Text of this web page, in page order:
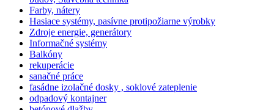
Farby, nátery
Hasiace systémy, pasívne protipožiarne výrobky
Zdroje energie, generátory
Informačné systémy
Balkóny
rekuperácie
sanačné práce
fasádne izolačné dosky , soklové zateplenie
odpadový kontajner